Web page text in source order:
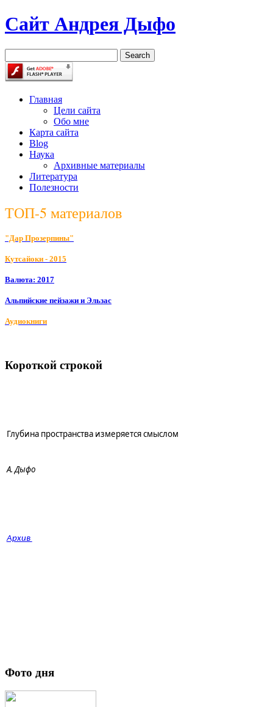
Сайт Андрея Дыфо
Главная
Цели сайта
Обо мне
Карта сайта
Blog
Наука
Архивные материалы
Литература
Полезности
ТОП-5 материалов
"Дар Прозерпины"
Кутсайоки - 2015
Валюта: 2017
Альпийские пейзажи и Эльзас
Аудиокниги
Короткой строкой
Глубина пространства измеряется смыслом
А. Дыфо
Архив
Фото дня